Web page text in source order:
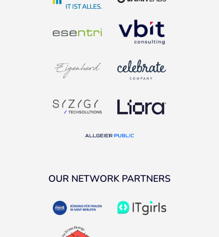
OUR NETWORK PARTNERS